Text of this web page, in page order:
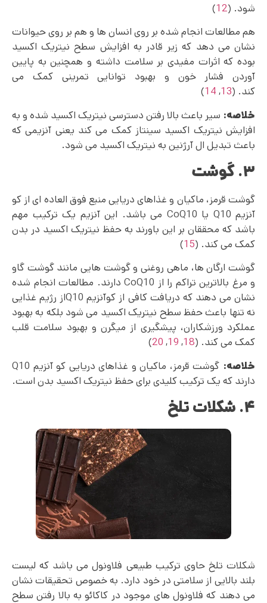
شود. (12
)
هم مطالعات انجام شده بر روی انسان ها و هم بر روی حیوانات
نشان می دهد که زیر قادر به افزایش سطح نیتریک اکسید
بوده که اثرات مفیدی بر سلامت داشته و همچنین به پایین
آوردن فشار خون و بهبود توانایی تمرینی کمک می
کند. (13
,
14
)
خلاصه: سیر باعث بالا رفتن دسترسی نیتریک اکسید شده و به
افزایش نیتریک اکسید سینتاز کمک می کند یعنی آنزیمی که
باعث تبدیل ال آرژنین به نیتریک اکسید می شود.
۳. گوشت
گوشت قرمز، ماکیان و غذاهای دریایی منبع فوق‌ العاده‌ ای از کو
آنزیم Q10 یا CoQ10 می باشد. این آنزیم یک ترکیب مهم
باشد که محققان بر این باورند به حفظ نیتریک اکسید در بدن
کمک می کند. (15
)
گوشت ارگان‌ ها، ماهی روغنی و گوشت هایی مانند گوشت گاو
و مرغ بالاترین تراکم را از CoQ10 دارند. مطالعات انجام شده
نشان می دهند که دریافت کافی از کوآنزیم Q10از رژیم غذایی
نه تنها باعث حفظ سطح نیتریک اکسید می‌ شود بلکه به بهبود
عملکرد ورزشکاران، پیشگیری از میگرن و بهبود سلامت قلب
کمک می کند. (18
,
19
,
20
)
خلاصه:
گوشت قرمز، ماکیان و غذاهای دریایی کو آنزیم Q10
دارند که یک ترکیب کلیدی برای حفظ نیتریک اکسید بدن است.
۴. شکلات تلخ
شکلات تلخ حاوی ترکیب طبیعی فلاونول می باشد که لیست
بلند بالایی از سلامتی در خود دارد. به خصوص تحقیقات نشان
می دهند که فلاونول های موجود در کاکائو به بالا رفتن سطح